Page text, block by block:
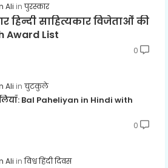
Ali पुरस्कार
हिन्दी साहित्यकार विजेताओं की
Award List
0
Ali चुटकुले
Bal Paheliyan in Hindi with
0
Ali विश्व हिंदी दिवस